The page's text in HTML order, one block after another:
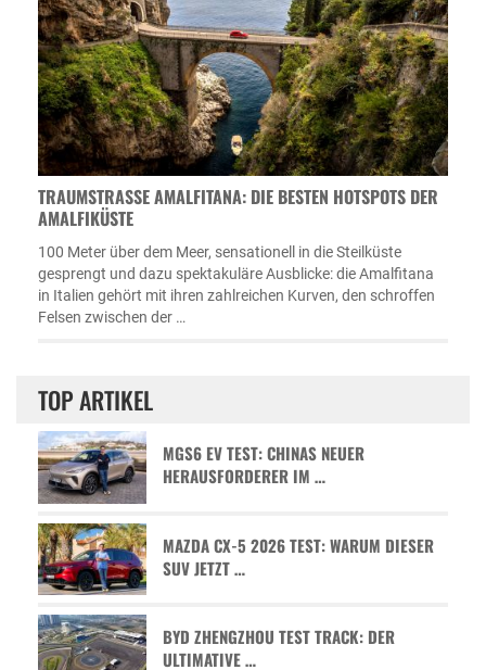
TRAUMSTRASSE AMALFITANA: DIE BESTEN HOTSPOTS DER A
MALFIKÜSTE
100 Meter über dem Meer, sensationell in die Steilküste
gesprengt und dazu spektakuläre Ausblicke: die Amalfitana
in Italien gehört mit ihren zahlreichen Kurven, den schroffen
Felsen zwischen der …
TOP ARTIKEL
MGS6 EV TEST: CHINAS NEUER
HERAUSFORDERER IM …
MAZDA CX-5 2026 TEST: WARUM DIESER
SUV JETZT …
BYD ZHENGZHOU TEST TRACK: DER
ULTIMATIVE …